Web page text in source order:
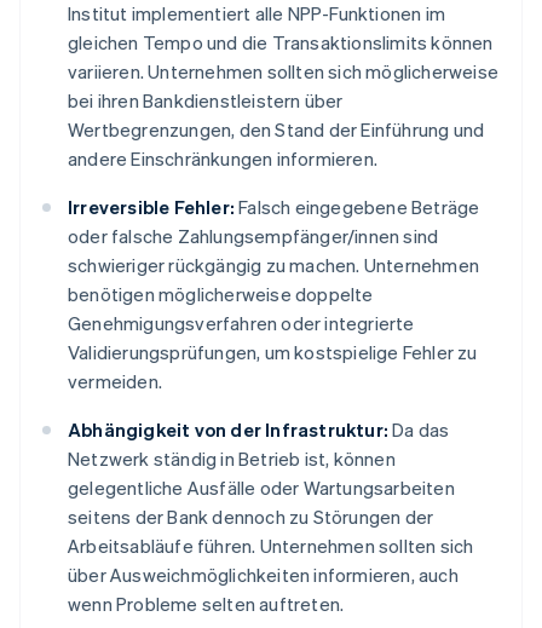
Institut implementiert alle NPP-Funktionen im
gleichen Tempo und die Transaktionslimits können
variieren. Unternehmen sollten sich möglicherweise
bei ihren Bankdienstleistern über
Wertbegrenzungen, den Stand der Einführung und
andere Einschränkungen informieren.
Irreversible Fehler: Falsch eingegebene Beträge
oder falsche Zahlungsempfänger/innen sind
schwieriger rückgängig zu machen. Unternehmen
benötigen möglicherweise doppelte
Genehmigungsverfahren oder integrierte
Validierungsprüfungen, um kostspielige Fehler zu
vermeiden.
Abhängigkeit von der Infrastruktur: Da das
Netzwerk ständig in Betrieb ist, können
gelegentliche Ausfälle oder Wartungsarbeiten
seitens der Bank dennoch zu Störungen der
Arbeitsabläufe führen. Unternehmen sollten sich
über Ausweichmöglichkeiten informieren, auch
wenn Probleme selten auftreten.